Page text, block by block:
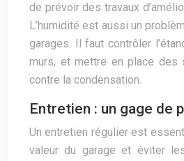
de prévoir des travaux
L’humidité est aussi un
garages. Il faut contrôler
murs, et mettre en place des
contre la condensation.
Entretien : un gage de
Un entretien régulier est
valeur du garage et éviter